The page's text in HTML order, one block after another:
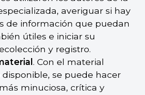
averiguar si hay
de información que puedan
útiles e iniciar su
y registro.
. Con el material
se puede hacer
minuciosa, crítica y